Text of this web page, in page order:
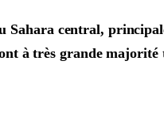
Sahara central,
à très grande majorité